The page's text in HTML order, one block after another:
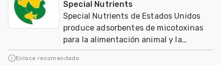
Special Nutrients
Special Nutrients de Estados Unidos
produce adsorbentes de micotoxinas
para la alimentación animal y la
agricultura orgánica mundial
Enlace recomendado